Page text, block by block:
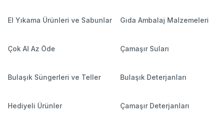
El Yıkama Ürünleri ve Sabunlar Gıda Ambalaj Malzemeleri
Çok Al Az Öde Çamaşır Suları
Bulaşık Süngerleri ve Teller Bulaşık Deterjanları
Hediyeli Ürünler Çamaşır Deterjanları